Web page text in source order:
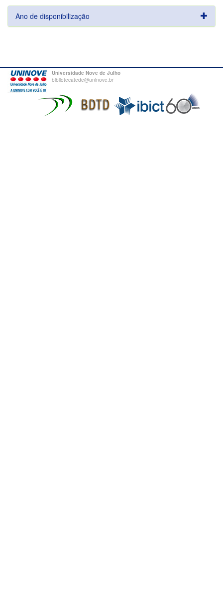
Ano de disponibilização
Universidade Nove de Julho
bibliotecatede@uninove.br